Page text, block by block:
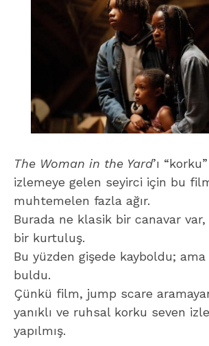
The Woman in the Yard’ı
izlemeye gelen seyirci için bu
muhtemelen fazla ağır.
Burada ne klasik bir canavar
bir kurtuluş.
Bu yüzden gişede kayboldu;
buldu.
Çünkü film, jump scare
yanıklı ve ruhsal korku seven
yapılmış.